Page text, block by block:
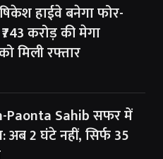
हाईवे बनेगा फोर-
करोड़ की मेगा
मिली रफ्तार
Paonta Sahib सफर में
अब 2 घंटे नहीं, सिर्फ 35